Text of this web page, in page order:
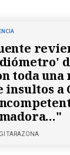
toda
insultos a
TARAZONA